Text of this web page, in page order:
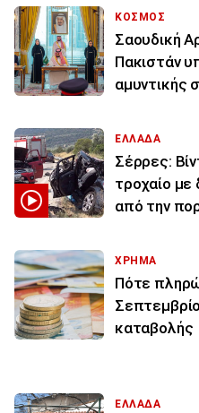
ΚΟΣΜΟΣ
Σαουδική
Πακιστάν
αμυντικής
ΕΛΛΑΔΑ
Σέρρες:
τροχαίο
από την
ΧΡΗΜΑ
Πότε
καταβολής
ΕΛΛΑΔΑ